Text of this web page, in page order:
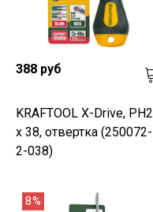
388 руб
KRAFTOOL Х-Drive, PH2
x 38, отвертка (250072-
2-038)
8%